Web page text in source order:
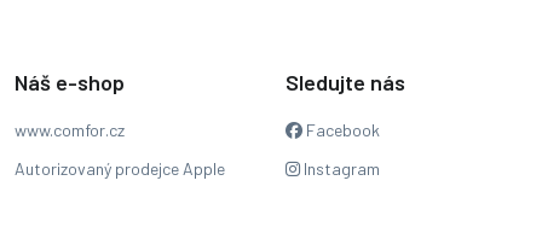
Náš e-shop
www.comfor.cz
Autorizovaný prodejce Apple
Sledujte nás
Facebook
Instagram